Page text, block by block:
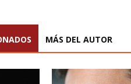
MÁS DEL AUTOR